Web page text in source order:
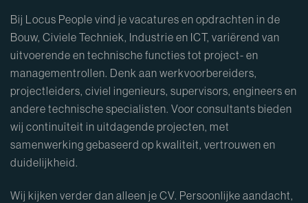
Bij Locus People vind je vacatures en opdrachten in de
Bouw, Civiele Techniek, Industrie en ICT, variërend van
uitvoerende en technische functies tot project- en
managementrollen. Denk aan werkvoorbereiders,
projectleiders, civiel ingenieurs, supervisors, engineers en
andere technische specialisten. Voor consultants bieden
wij continuïteit in uitdagende projecten, met
samenwerking gebaseerd op kwaliteit, vertrouwen en
duidelijkheid.
Wij kijken verder dan alleen je CV. Persoonlijke aandacht,